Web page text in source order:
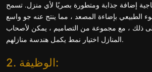
إضافة جذابة ومتطورة بصريًا لأي منزل. تسمح
الطبيعي بإضاءة المصعد ، مما ينتج عنه جو واسع
ذلك ، مع مجموعة من التصاميم ، يمكن لأصحاب
المنازل اختيار نمط يكمل هندسة منازلهم.
2. الوظيفة: